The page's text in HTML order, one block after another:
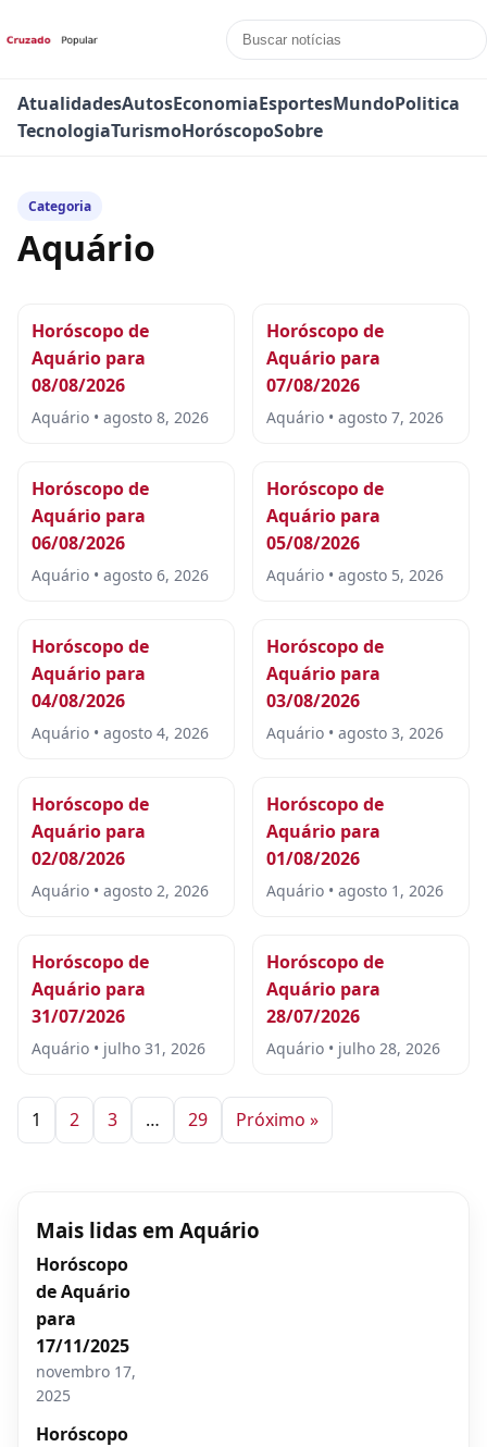
AtualidadesAutosEconomiaEsportesMundoPolitica
TecnologiaTurismoHoróscopoSobre
Categoria
Aquário
Horóscopo de
Aquário para
08/08/2026
Aquário • agosto 8, 2026
Horóscopo de
Aquário para
07/08/2026
Aquário • agosto 7, 2026
Horóscopo de
Aquário para
06/08/2026
Aquário • agosto 6, 2026
Horóscopo de
Aquário para
05/08/2026
Aquário • agosto 5, 2026
Horóscopo de
Aquário para
04/08/2026
Aquário • agosto 4, 2026
Horóscopo de
Aquário para
03/08/2026
Aquário • agosto 3, 2026
Horóscopo de
Aquário para
02/08/2026
Aquário • agosto 2, 2026
Horóscopo de
Aquário para
01/08/2026
Aquário • agosto 1, 2026
Horóscopo de
Aquário para
31/07/2026
Aquário • julho 31, 2026
Horóscopo de
Aquário para
28/07/2026
Aquário • julho 28, 2026
1 2 3 … 29 Próximo »
Mais lidas em Aquário
Horóscopo
de Aquário
para
17/11/2025
novembro 17,
2025
Horóscopo